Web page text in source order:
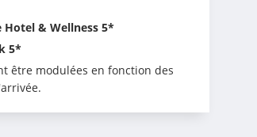
& Wellness 5*
5*
être modulées en fonction des